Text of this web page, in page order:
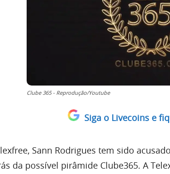
Clube 365 - Reprodução/Youtube
Siga o Livecoins e
Sann Rodrigues tem sido
da possível pirâmide Clube365. A